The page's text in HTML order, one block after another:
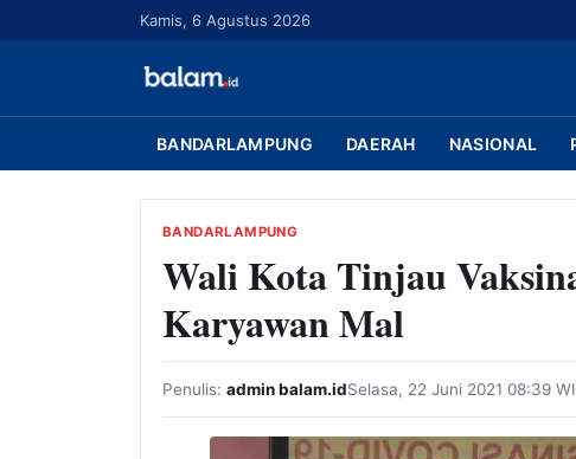
u
Kamis, 6 Agustus 2026
BANDARLAMPUNG DAERAH NASIONAL
BANDARLAMPUNG
Wali Kota Tinjau
Karyawan Mal
Penulis: admin balam.idSelasa, 22 Juni 2021 08:39